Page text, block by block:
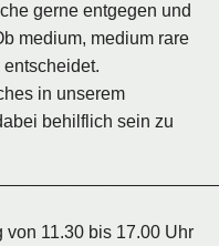
gerne entgegen und
medium, medium rare
in unserem
behilflich sein zu
von 11.30 bis 17.00 Uhr